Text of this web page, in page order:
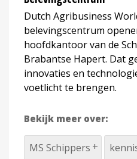
Dutch Agribusiness
belevingscentrum
hoofdkantoor van de
Brabantse Hapert. Dat
innovaties en
voetlicht te brengen.
Bekijk meer over:
MS Schippers